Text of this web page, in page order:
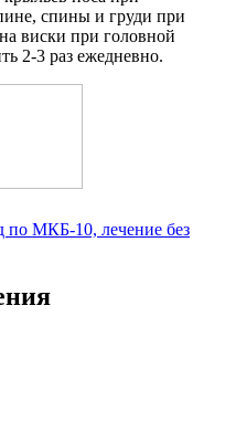
спины и груди при
виски при головной
2-3 раз ежедневно.
по МКБ-10, лечение без